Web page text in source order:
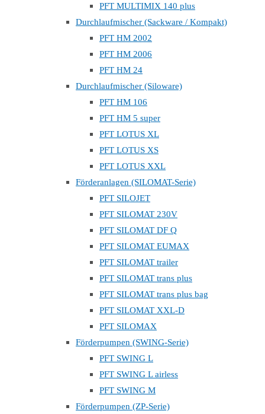
PFT MULTIMIX 140 plus
Durchlaufmischer (Sackware / Kompakt)
PFT HM 2002
PFT HM 2006
PFT HM 24
Durchlaufmischer (Siloware)
PFT HM 106
PFT HM 5 super
PFT LOTUS XL
PFT LOTUS XS
PFT LOTUS XXL
Förderanlagen (SILOMAT-Serie)
PFT SILOJET
PFT SILOMAT 230V
PFT SILOMAT DF Q
PFT SILOMAT EUMAX
PFT SILOMAT trailer
PFT SILOMAT trans plus
PFT SILOMAT trans plus bag
PFT SILOMAT XXL-D
PFT SILOMAX
Förderpumpen (SWING-Serie)
PFT SWING L
PFT SWING L airless
PFT SWING M
Förderpumpen (ZP-Serie)